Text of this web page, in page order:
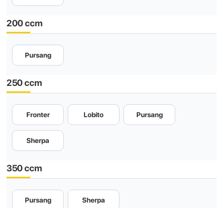
200 ccm
Pursang
250 ccm
Fronter Lobito Pursang
Sherpa
350 ccm
Pursang Sherpa